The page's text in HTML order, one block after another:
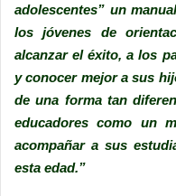
adolescentes” un
los jóvenes de
alcanzar el éxito, a los
y conocer mejor a sus
de una forma tan
educadores como un
acompañar a sus
esta edad.”